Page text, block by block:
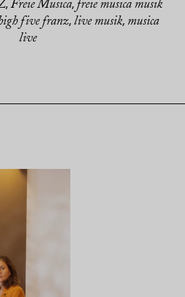
, Freie Musica, freie musica musik
five franz, live musik, musica
live